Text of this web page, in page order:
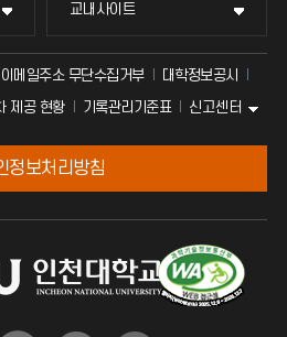
교내사이트
이메일주소 무단수집거부
대학정보공시
제공 현황
기록관리기준표 신고센터
정보처리방침